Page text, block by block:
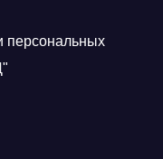
персональных